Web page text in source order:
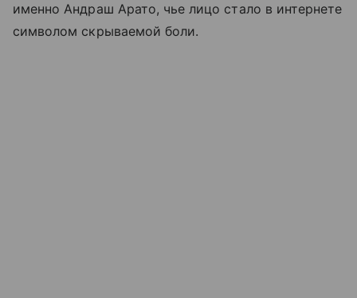
именно Андраш Арато, чье лицо стало в интернете
символом скрываемой боли.